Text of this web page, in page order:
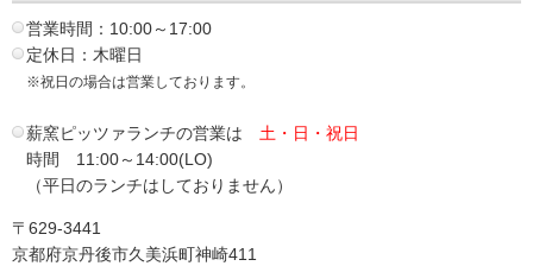
営業時間：10:00～17:00
定休日：木曜日
※祝日の場合は営業しております。
薪窯ピッツァランチの営業は 土・日・祝日
時間 11:00～14:00(LO)
（平日のランチはしておりません）
〒629-3441
京都府京丹後市久美浜町神崎411